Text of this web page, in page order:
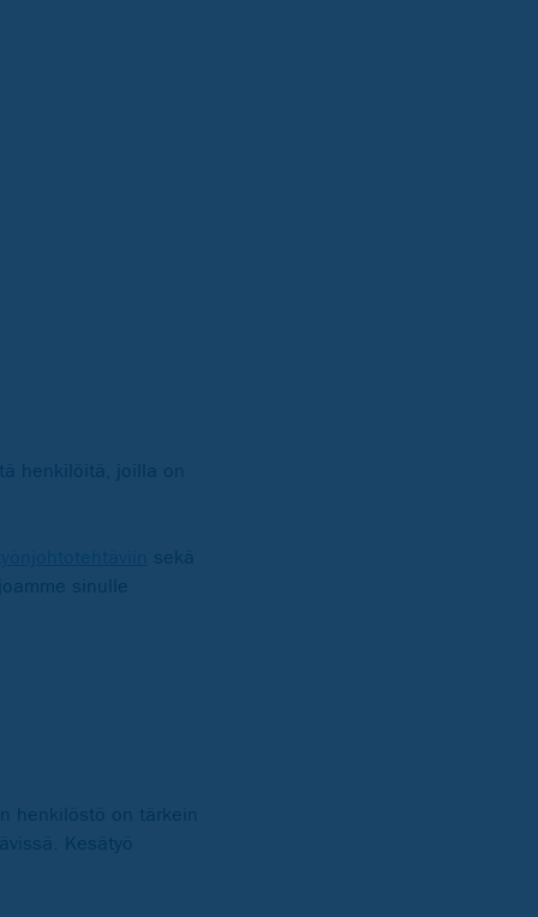
henkilöitä, joilla on
sekä
sinulle
henkilöstö on tärkein
Kesätyö